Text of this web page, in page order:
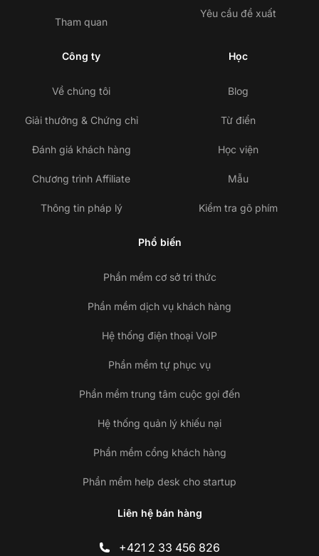
Tham quan
Yêu cầu đề xuất
Công ty
Về chúng tôi
Giải thưởng & Chứng chỉ
Đánh giá khách hàng
Chương trình Affiliate
Thông tin pháp lý
Học
Blog
Từ điển
Học viện
Mẫu
Kiểm tra gõ phím
Phổ biến
Phần mềm cơ sở tri thức
Phần mềm dịch vụ khách hàng
Hệ thống điện thoại VoIP
Phần mềm tự phục vụ
Phần mềm trung tâm cuộc gọi đến
Hệ thống quản lý khiếu nại
Phần mềm cổng khách hàng
Phần mềm help desk cho startup
Liên hệ bán hàng
+421 2 33 456 826